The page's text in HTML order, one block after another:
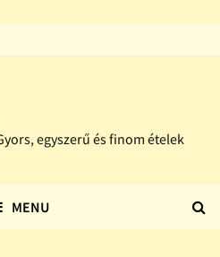
egyszerű és finom ételek
MENU